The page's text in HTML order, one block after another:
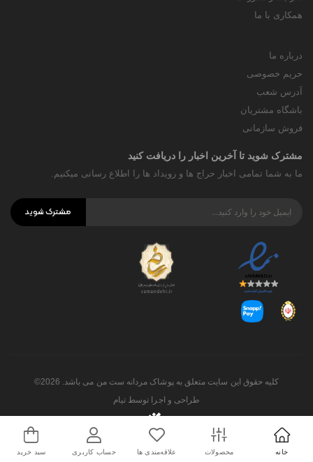
همکاری با ما
درباره ما
حریم خصوصی
آدرس شعب
باشگاه مشتریان
فروش سازمانی
مشترک شوید تا آخرین اخبار را دریافت کنید
ما به شما تمامی اخبار حراج ها و رویداد ها را اطلاع رسانی میکنیم.
مشترک شوید
کلیه حقوق این سایت متعلق به پوشاک مردانه ست من می باشد. 2026©
طراحی و اجرا توسط تیام
خانه محصولات علاقه‌مندی ها حساب کاربری سبد خرید